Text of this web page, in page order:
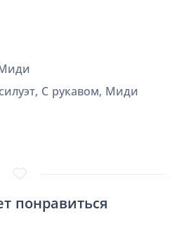
С рукавом, Миди
понравиться